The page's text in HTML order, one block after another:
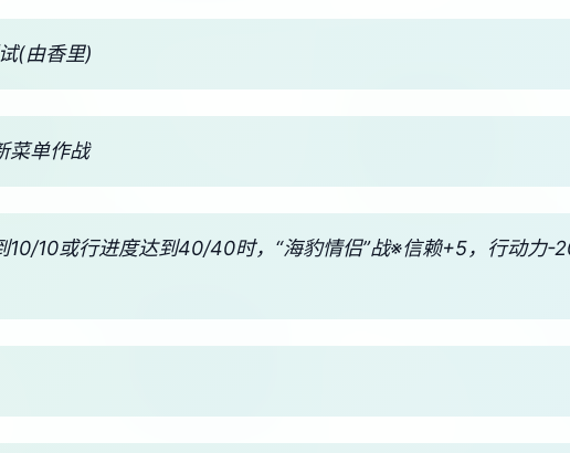
(由香里)
菜单作战
10或行进度达到40/40时，“海豹情侣”战※信赖+5，行动力-